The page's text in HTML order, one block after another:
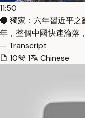
11:50
🔴 獨家：六年習近平
年，整個中國快速淪落
— Transcript
10
1 Chinese